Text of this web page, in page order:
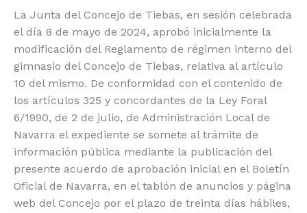
La Junta del Concejo de Tiebas, en sesión celebrada
el día 8 de mayo de 2024, aprobó inicialmente la
modificación del Reglamento de régimen interno del
gimnasio del Concejo de Tiebas, relativa al artículo
10 del mismo. De conformidad con el contenido de
los artículos 325 y concordantes de la Ley Foral
6/1990, de 2 de julio, de Administración Local de
Navarra el expediente se somete al trámite de
información pública mediante la publicación del
presente acuerdo de aprobación inicial en el Boletín
Oficial de Navarra, en el tablón de anuncios y página
web del Concejo por el plazo de treinta días hábiles,